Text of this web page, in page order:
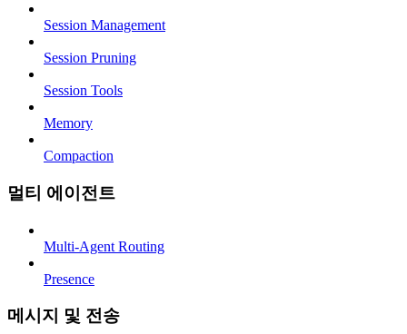
Session Management
Session Pruning
Session Tools
Memory
Compaction
멀티 에이전트
Multi-Agent Routing
Presence
메시지 및 전송